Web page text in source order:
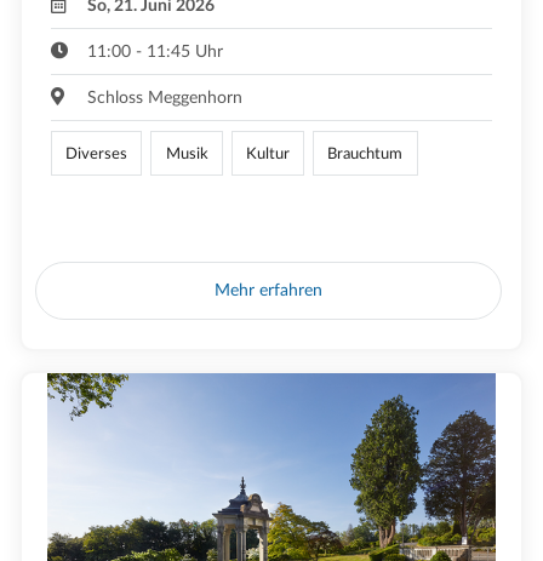
So, 21. Juni 2026
11:00 - 11:45 Uhr
Schloss Meggenhorn
Diverses Musik Kultur Brauchtum
Mehr erfahren